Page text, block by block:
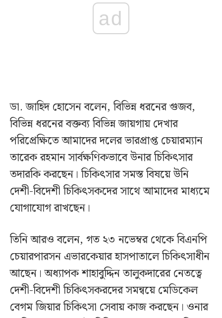
ad
ডা. জাহিদ হোসেন বলেন, বিভিন্ন ধরনের গুজব,
বিভিন্ন ধরনের বক্তব্য বিভিন্ন জায়গায় দেখার
পরিপ্রেক্ষিতে আমাদের দলের ভারপ্রাপ্ত চেয়ারম্যান
তারেক রহমান সার্বক্ষণিকভাবে উনার চিকিৎসার
তদারকি করছেন। চিকিৎসার সমস্ত বিষয়ে উনি
দেশী-বিদেশী চিকিৎসকদের সাথে আমাদের মাধ্যমে
যোগাযোগ রাখছেন।
তিনি আরও বলেন, গত ২৩ নভেম্বর থেকে বিএনপি
চেয়ারপারসন এভারকেয়ার হাসপাতালে চিকিৎসাধীন
আছেন। অধ্যাপক শাহাবুদ্দিন তালুকদারের নেতত্বে
দেশী-বিদেশী চিকিৎসকরদের সমন্বয়ে মেডিকেল
বেগম জিয়ার চিকিৎসা সেবায় কাজ করছেন। ওনার